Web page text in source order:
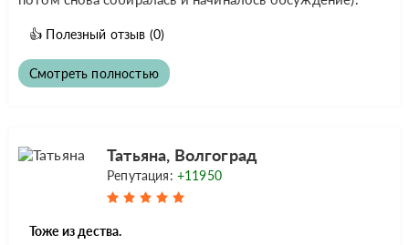
👍 Полезный отзыв (0)
Смотреть полностью
Татьяна, Волгоград
Репутация: +11950
Тоже из дества.